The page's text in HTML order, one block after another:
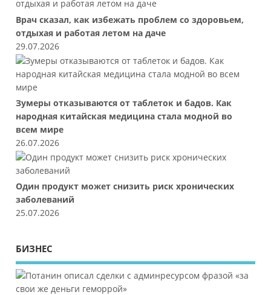
Врач сказал, как избежать проблем со здоровьем,
отдыхая и работая летом на даче
29.07.2026
Зумеры отказываются от таблеток и бадов. Как
народная китайская медицина стала модной во
всем мире
26.07.2026
Один продукт может снизить риск хронических
заболеваний
25.07.2026
БИЗНЕС